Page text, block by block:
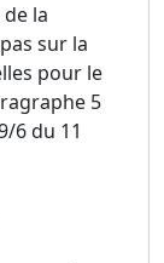
la
sur la
pour le
5
6 du 11